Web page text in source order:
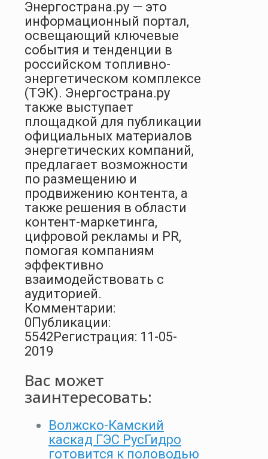
Энергострана.ру — это
информационный портал,
освещающий ключевые
события и тенденции в
российском топливно-
энергетическом комплексе
(ТЭК). Энергострана.ру
также выступает
площадкой для публикации
официальных материалов
энергетических компаний,
предлагает возможности
по размещению и
продвижению контента, а
также решения в области
контент-маркетинга,
цифровой рекламы и PR,
помогая компаниям
эффективно
взаимодействовать с
аудиторией.
Комментарии:
0 Публикации:
5542 Регистрация: 11-05-
2019
Вас может
заинтересовать:
Волжско-Камский
каскад ГЭС РусГидро
готовится к половодью